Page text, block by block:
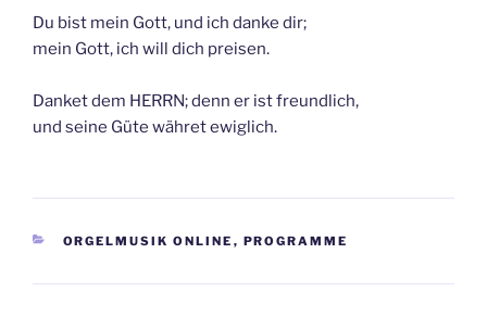
Du bist mein Gott, und ich danke dir;
mein Gott, ich will dich preisen.
Danket dem HERRN; denn er ist freundlich,
und seine Güte währet ewiglich.
KATEGORIEN
ORGELMUSIK ONLINE , PROGRAMME